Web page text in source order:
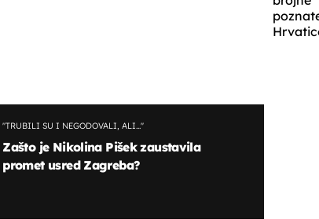
''TRUBILI SU I NEGODOVALI, ALI...''
Zašto je Nikolina Pišek zaustavila
promet usred Zagreba?